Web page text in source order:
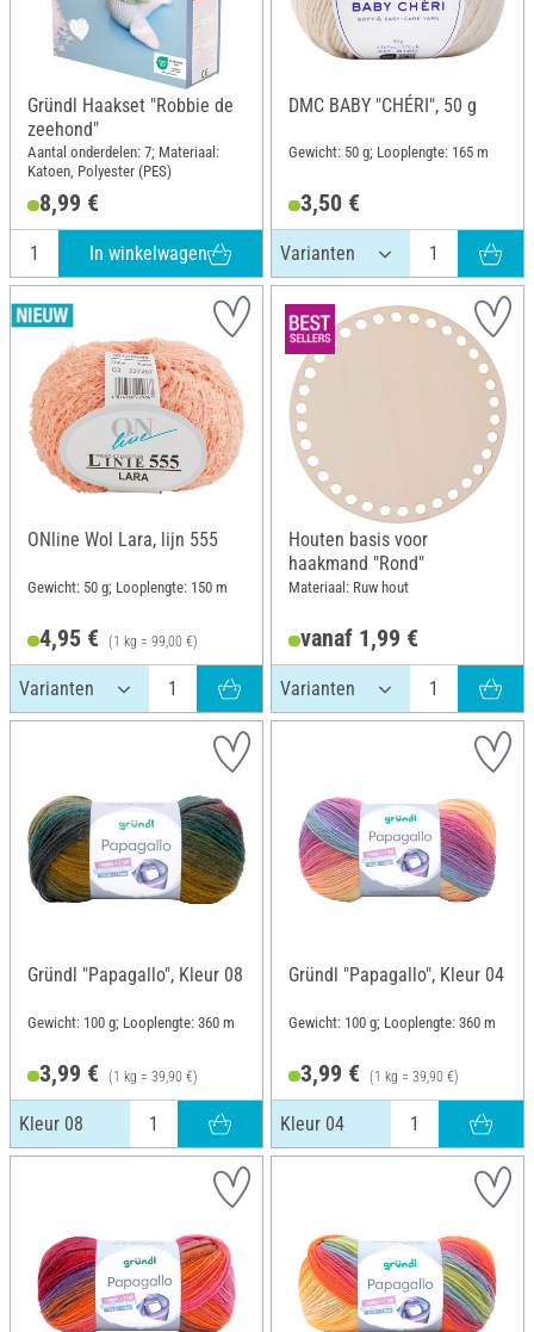
Gründl Haakset "Robbie de
zeehond"
Aantal onderdelen: 7; Materiaal:
Katoen, Polyester (PES)
8,99 €
In winkelwagen
DMC BABY "CHÉRI", 50 g
Gewicht: 50 g; Looplengte: 165 m
3,50 €
ONline Wol Lara, lijn 555
Gewicht: 50 g; Looplengte: 150 m
4,95 € (1 kg = 99,00 €)
Houten basis voor
haakmand "Rond"
Materiaal: Ruw hout
vanaf 1,99 €
Gründl "Papagallo", Kleur 08
Gewicht: 100 g; Looplengte: 360 m
3,99 € (1 kg = 39,90 €)
Kleur 08
Gründl "Papagallo", Kleur 04
Gewicht: 100 g; Looplengte: 360 m
3,99 € (1 kg = 39,90 €)
Kleur 04